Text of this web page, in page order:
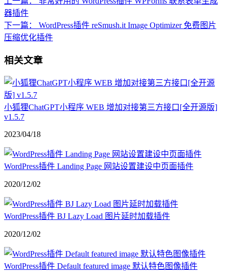
器插件
下一篇：
WordPress插件 reSmush.it Image Optimizer 免费图片
压缩优化插件
相关文章
小狐狸ChatGPT小程序 WEB 增加对接第三方接口[全开源版]
v1.5.7
2023/04/18
WordPress插件 Landing Page 网站设置建设中页面插件
2020/12/02
WordPress插件 BJ Lazy Load 图片延时加载插件
2020/12/02
WordPress插件 Default featured image 默认特色图像插件